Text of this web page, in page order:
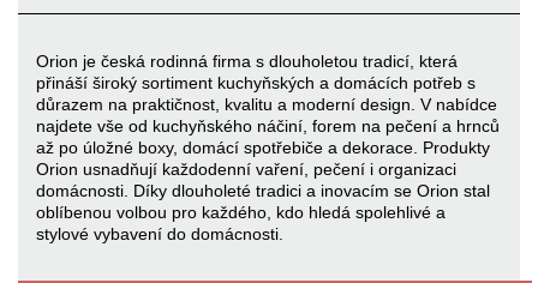
Orion je česká rodinná firma s dlouholetou tradicí, která
přináší široký sortiment kuchyňských a domácích potřeb s
důrazem na praktičnost, kvalitu a moderní design. V nabídce
najdete vše od kuchyňského náčiní, forem na pečení a hrnců
až po úložné boxy, domácí spotřebiče a dekorace. Produkty
Orion usnadňují každodenní vaření, pečení i organizaci
domácnosti. Díky dlouholeté tradici a inovacím se Orion stal
oblíbenou volbou pro každého, kdo hledá spolehlivé a
stylové vybavení do domácnosti.